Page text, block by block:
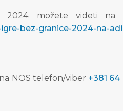
2024. možete videti na
bez-granice-2024-na-
NOS telefon/viber +381 64